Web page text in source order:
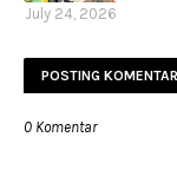
July 24, 2026
POSTING KOMENTAR
0 Komentar